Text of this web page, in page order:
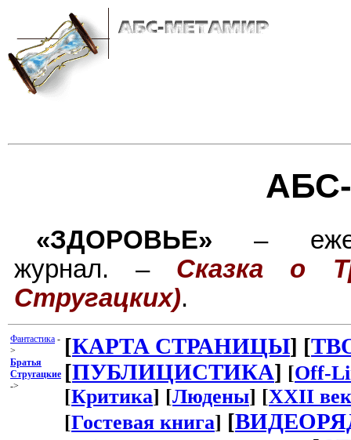
«ЗДОРОВЬЕ» –
журнал. – Сказка о
Стругацких).
Фантастика -
>
Братья
Стругацкие
->
[КАРТА СТРАНИЦЫ] [
[ПУБЛИЦИСТИКА] [Off-
[Критика] [Людены] [XXII век
[Гостевая книга] [